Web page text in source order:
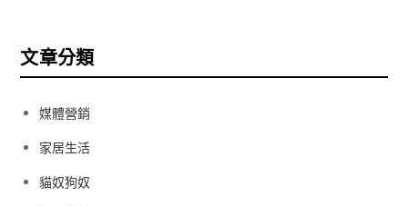
文章分類
媒體營銷
家居生活
貓奴狗奴